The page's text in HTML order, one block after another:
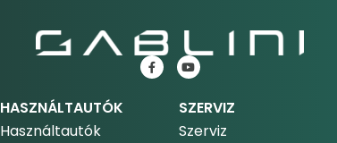
HASZNÁLTAUTÓK
Használtautók
SZERVIZ
Szerviz